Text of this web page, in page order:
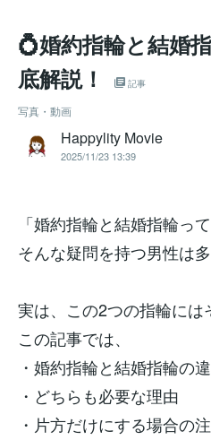
💍婚約指輪と結婚
底解説！
記事
写真・動画
Happylity Movie
2025/11/23 13:39
「婚約指輪と結婚指輪っ
そんな疑問を持つ男性は多
実は、この2つの指輪には
この記事では、
・婚約指輪と結婚指輪の
・どちらも必要な理由
・片方だけにする場合の